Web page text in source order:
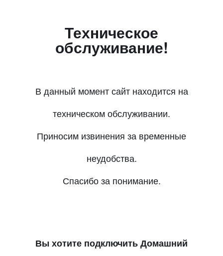
Техническое
обслуживание!
В данный момент сайт находится на
техническом обслуживании.
Приносим извинения за временные
неудобства.
Спасибо за понимание.
Вы хотите подключить Домашний